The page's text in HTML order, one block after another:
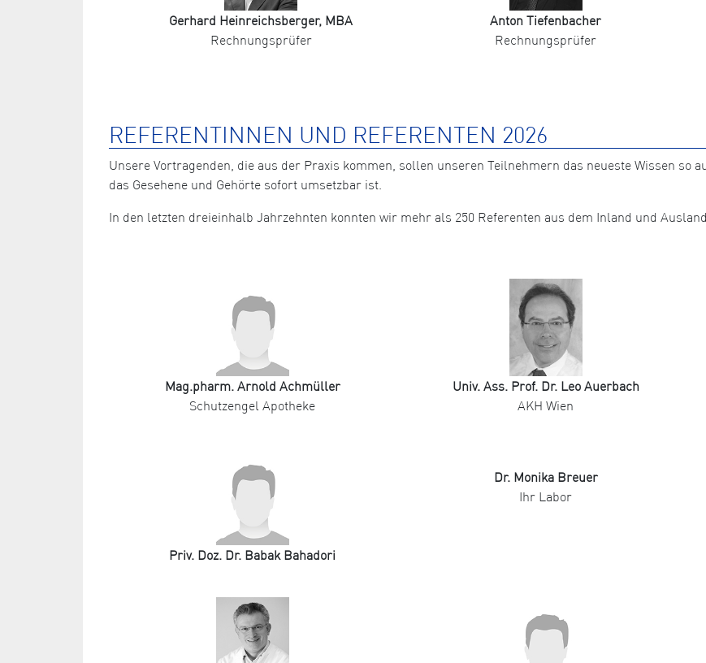
Gerhard Heinreichsberger, MBA
Rechnungsprüfer
Anton Tiefenbacher
Rechnungsprüfer
REFERENTINNEN UND REFERENTEN 2026
Unsere Vortragenden, die aus der Praxis kommen, sollen unseren Teilnehmern das neueste Wissen so
das Gesehene und Gehörte sofort umsetzbar ist.
In den letzten dreieinhalb Jahrzehnten konnten wir mehr als 250 Referenten aus dem Inland und
Mag.pharm. Arnold Achmüller
Schutzengel Apotheke
Univ. Ass. Prof. Dr. Leo Auerbach
AKH Wien
Priv. Doz. Dr. Babak Bahadori
Dr. Monika Breuer
Ihr Labor